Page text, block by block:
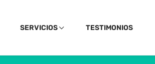
SERVICIOS TESTIMONIOS